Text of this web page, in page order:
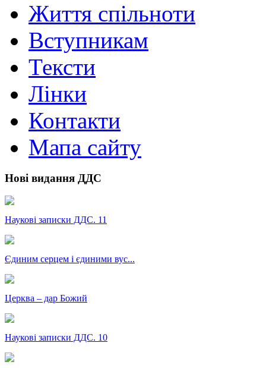
Життя спільноти
Вступникам
Тексти
Лінки
Контакти
Мапа сайту
Нові видання ДДС
Наукові записки ДДС. 11
Єдиним серцем і єдиними вус...
Церква – дар Божий
Наукові записки ДДС. 10